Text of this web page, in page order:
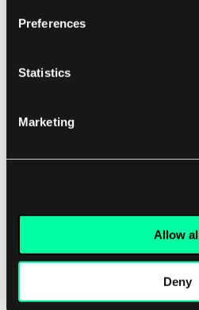
Preferences
Statistics
Marketing
Allow
Deny
Przykład celu
Przykład zadania
na stronie
Zarówno cele, jak i zadania
miejsca na błędną
klienta, jak i projektantów.
twojego sukcesu. Jeśli są
prowadzić do projektu,